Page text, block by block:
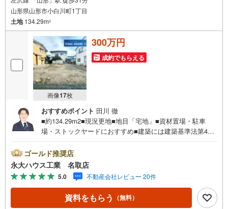
山形県山形市小白川町1丁目
土地134.29m2
画像17枚
300万円
成約でもらえる
おすすめポイント 田川 徹
■約134.29m2■現況更地■地目「宅地」■資材置場・駐車
場・ストックヤードにおすすめ■建築には建築基準法第43
心に宮城県内の多数店舗で展開中！こちらでは当社の強み
を大きく2つに分けてご紹介！1.＜豊富な不動産知識＞戸
建・マンション・土地...と種別を問わず不動産を取り扱っ
ております。更に教育施設や商業施設、子育て環境や行政
などの地域情報を総合し、お客様により良い物件選びをし
て頂けるよう、しっかりとサポートさせて頂きます。2.＜
ゴールド推奨店
永大ハウス工業 名取店
5.0 不動産会社レビュー 20件
資料をもらう （無料）